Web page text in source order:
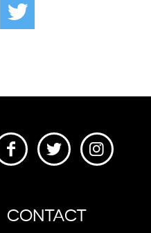
CONTACT